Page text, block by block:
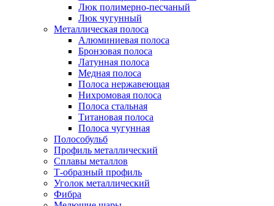
Люк полимерно-песчаный
Люк чугунный
Металлическая полоса
Алюминиевая полоса
Бронзовая полоса
Латунная полоса
Медная полоса
Полоса нержавеющая
Нихромовая полоса
Полоса стальная
Титановая полоса
Полоса чугунная
Полособульб
Профиль металлический
Сплавы металлов
Т-образный профиль
Уголок металлический
Фибра